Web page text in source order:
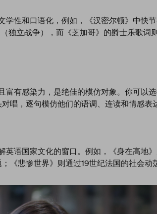
性和口语化，例如，《汉密尔顿》中快
独立战争），而《芝加哥》的爵士乐歌词
有感染力，是绝佳的模仿对象。你可以
唱，逐句模仿他们的语调、连读和情感表
语国家文化的窗口。例如，《身在高地
《悲惨世界》则通过19世纪法国的社会动